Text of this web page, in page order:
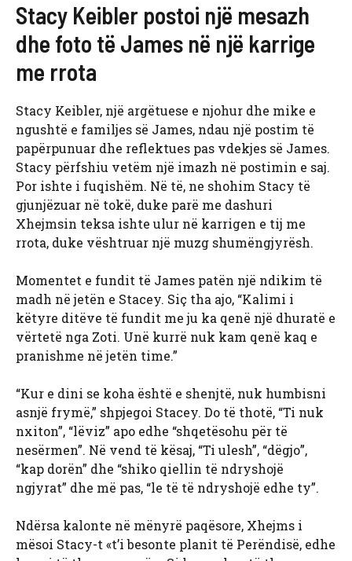
Stacy Keibler postoi një mesazh
dhe foto të James në një karrige
me rrota
Stacy Keibler, një argëtuese e njohur dhe mike e
ngushtë e familjes së James, ndau një postim të
papërpunuar dhe reflektues pas vdekjes së James.
Stacy përfshiu vetëm një imazh në postimin e saj.
Por ishte i fuqishëm. Në të, ne shohim Stacy të
gjunjëzuar në tokë, duke parë me dashuri
Xhejmsin teksa ishte ulur në karrigen e tij me
rrota, duke vështruar një muzg shumëngjyrësh.
Momentet e fundit të James patën një ndikim të
madh në jetën e Stacey. Siç tha ajo, “Kalimi i
këtyre ditëve të fundit me ju ka qenë një dhuratë e
vërtetë nga Zoti. Unë kurrë nuk kam qenë kaq e
pranishme në jetën time.”
“Kur e dini se koha është e shenjtë, nuk humbisni
asnjë frymë,” shpjegoi Stacey. Do të thotë, “Ti nuk
nxiton”, “lëviz” apo edhe “shqetësohu për të
nesërmen”. Në vend të kësaj, “Ti ulesh”, “dëgjo”,
“kap dorën” dhe “shiko qiellin të ndryshojë
ngjyrat” dhe më pas, “le të të ndryshojë edhe ty”.
Ndërsa kalonte në mënyrë paqësore, Xhejms i
mësoi Stacy-t «t’i besonte planit të Perëndisë, edhe